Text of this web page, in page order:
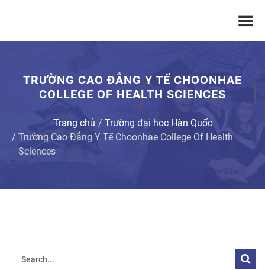
TRƯỜNG CAO ĐẲNG Y TẾ CHOONHAE
COLLEGE OF HEALTH SCIENCES
Trang chủ
Trường đại học Hàn Quốc
Trường Cao Đẳng Y Tế Choonhae College Of Health
Sciences